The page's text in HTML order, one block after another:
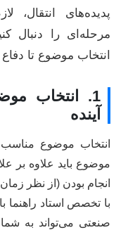
پدیده‌های
مرحله‌ای را دنبال
انتخاب موضوع تا
1. انتخاب
آینده
انتخاب موضوع
موضوع باید علاوه بر
انجام بودن (از نظر
با تخصص استاد راهنما
صنعتی می‌تواند به